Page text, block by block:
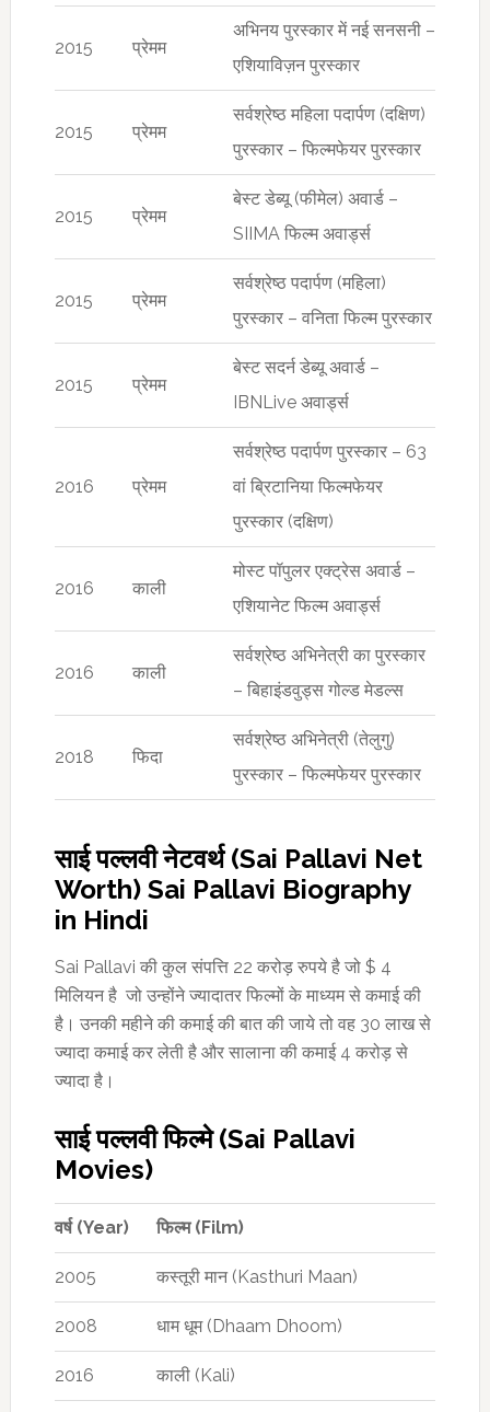
2015 प्रेमम
अभिनय पुरस्कार में नई सनसनी –
एशियाविज़न पुरस्कार
2015 प्रेमम
सर्वश्रेष्ठ महिला पदार्पण (दक्षिण)
पुरस्कार – फिल्मफेयर पुरस्कार
2015 प्रेमम
बेस्ट डेब्यू (फीमेल) अवार्ड –
SIIMA फिल्म अवार्ड्स
2015 प्रेमम
सर्वश्रेष्ठ पदार्पण (महिला)
पुरस्कार – वनिता फिल्म पुरस्कार
2015 प्रेमम
बेस्ट सदर्न डेब्यू अवार्ड –
IBNLive अवार्ड्स
2016 प्रेमम
सर्वश्रेष्ठ पदार्पण पुरस्कार – 63
वां ब्रिटानिया फिल्मफेयर
पुरस्कार (दक्षिण)
2016 काली
मोस्ट पॉपुलर एक्ट्रेस अवार्ड –
एशियानेट फिल्म अवार्ड्स
2016 काली
सर्वश्रेष्ठ अभिनेत्री का पुरस्कार
– बिहाइंडवुड्स गोल्ड मेडल्स
2018 फिदा
सर्वश्रेष्ठ अभिनेत्री (तेलुगु)
पुरस्कार – फिल्मफेयर पुरस्कार
साई पल्लवी नेटवर्थ (Sai Pallavi Net
Worth) Sai Pallavi Biography
in Hindi
Sai Pallavi की कुल संपत्ति 22 करोड़ रुपये है जो $ 4
मिलियन है जो उन्होंने ज्यादातर फिल्मों के माध्यम से कमाई की
है। उनकी महीने की कमाई की बात की जाये तो वह 30 लाख से
ज्यादा कमाई कर लेती है और सालाना की कमाई 4 करोड़ से
ज्यादा है।
साई पल्लवी फिल्मे (Sai Pallavi
Movies)
वर्ष(Year) फिल्म (Film)
2005 कस्तूरी मान (Kasthuri Maan)
2008 धाम धूम (Dhaam Dhoom)
2016 काली (Kali)